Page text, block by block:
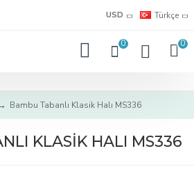
USD Türkçe
0 0
Bambu Tabanlı Klasik Halı MS336
KLASIK HALI MS336